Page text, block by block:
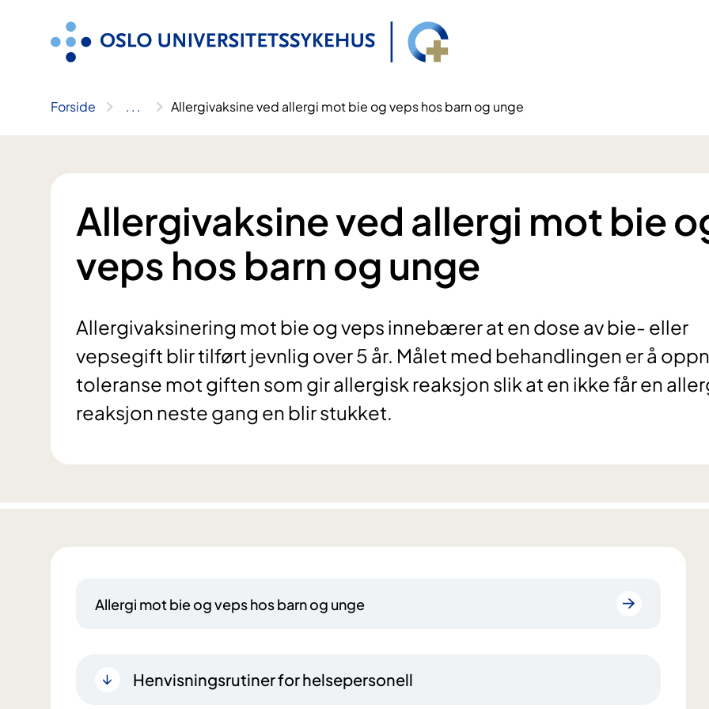
Forside .. . Allergivaksine ved allergi mot bie og veps hos barn og unge
Allergivaksine ved allergi mot bie
veps hos barn og unge
Allergivaksinering mot bie og veps innebærer at en dose av bie- eller
vepsegift blir tilført jevnlig over 5 år. Målet med behandlingen er å
toleranse mot giften som gir allergisk reaksjon slik at en ikke får en
reaksjon neste gang en blir stukket.
Allergi mot bie og veps hos barn og unge
Henvisningsrutiner for helsepersonell